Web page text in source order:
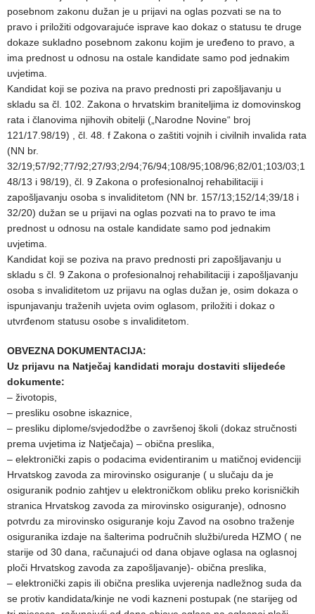
posebnom zakonu dužan je u prijavi na oglas pozvati se na to
pravo i priložiti odgovarajuće isprave kao dokaz o statusu te druge
dokaze sukladno posebnom zakonu kojim je uređeno to pravo, a
ima prednost u odnosu na ostale kandidate samo pod jednakim
uvjetima.
Kandidat koji se poziva na pravo prednosti pri zapošljavanju u
skladu sa čl. 102. Zakona o hrvatskim braniteljima iz domovinskog
rata i članovima njihovih obitelji („Narodne Novine“ broj
121/17.98/19) , čl. 48. f Zakona o zaštiti vojnih i civilnih invalida rata
(NN br.
32/19;57/92;77/92;27/93;2/94;76/94;108/95;108/96;82/01;103/03;1
48/13 i 98/19), čl. 9 Zakona o profesionalnoj rehabilitaciji i
zapošljavanju osoba s invaliditetom (NN br. 157/13;152/14;39/18 i
32/20) dužan se u prijavi na oglas pozvati na to pravo te ima
prednost u odnosu na ostale kandidate samo pod jednakim
uvjetima.
Kandidat koji se poziva na pravo prednosti pri zapošljavanju u
skladu s čl. 9 Zakona o profesionalnoj rehabilitaciji i zapošljavanju
osoba s invaliditetom uz prijavu na oglas dužan je, osim dokaza o
ispunjavanju traženih uvjeta ovim oglasom, priložiti i dokaz o
utvrđenom statusu osobe s invaliditetom.
OBVEZNA DOKUMENTACIJA:
Uz prijavu na Natječaj kandidati moraju dostaviti slijedeće
dokumente:
– životopis,
– presliku osobne iskaznice,
– presliku diplome/svjedodžbe o završenoj školi (dokaz stručnosti
prema uvjetima iz Natječaja) – obična preslika,
– elektronički zapis o podacima evidentiranim u matičnoj evidenciji
Hrvatskog zavoda za mirovinsko osiguranje ( u slučaju da je
osiguranik podnio zahtjev u elektroničkom obliku preko korisničkih
stranica Hrvatskog zavoda za mirovinsko osiguranje), odnosno
potvrdu za mirovinsko osiguranje koju Zavod na osobno traženje
osiguranika izdaje na šalterima područnih službi/ureda HZMO ( ne
starije od 30 dana, računajući od dana objave oglasa na oglasnoj
ploči Hrvatskog zavoda za zapošljavanje)- obična preslika,
– elektronički zapis ili obična preslika uvjerenja nadležnog suda da
se protiv kandidata/kinje ne vodi kazneni postupak (ne starijeg od